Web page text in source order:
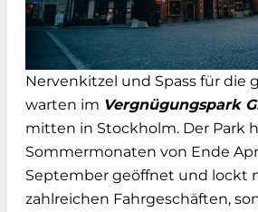
Nervenkitzel und Spass für die
warten im Vergnügungspark
mitten in Stockholm. Der Park
Sommermonaten von Ende
September geöffnet und lockt
zahlreichen Fahrgeschäften,